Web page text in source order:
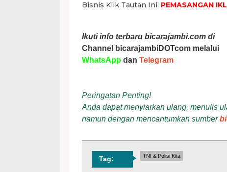
Bisnis Klik Tautan Ini: PEMASANGAN
Ikuti info terbaru bicarajambi.com di
Channel bicarajambiDOTcom melalui
WhatsApp dan Telegram
Peringatan Penting!
Anda dapat menyiarkan ulang, menulis
namun dengan mencantumkan sumber
Tag: TNI & Polisi Kita